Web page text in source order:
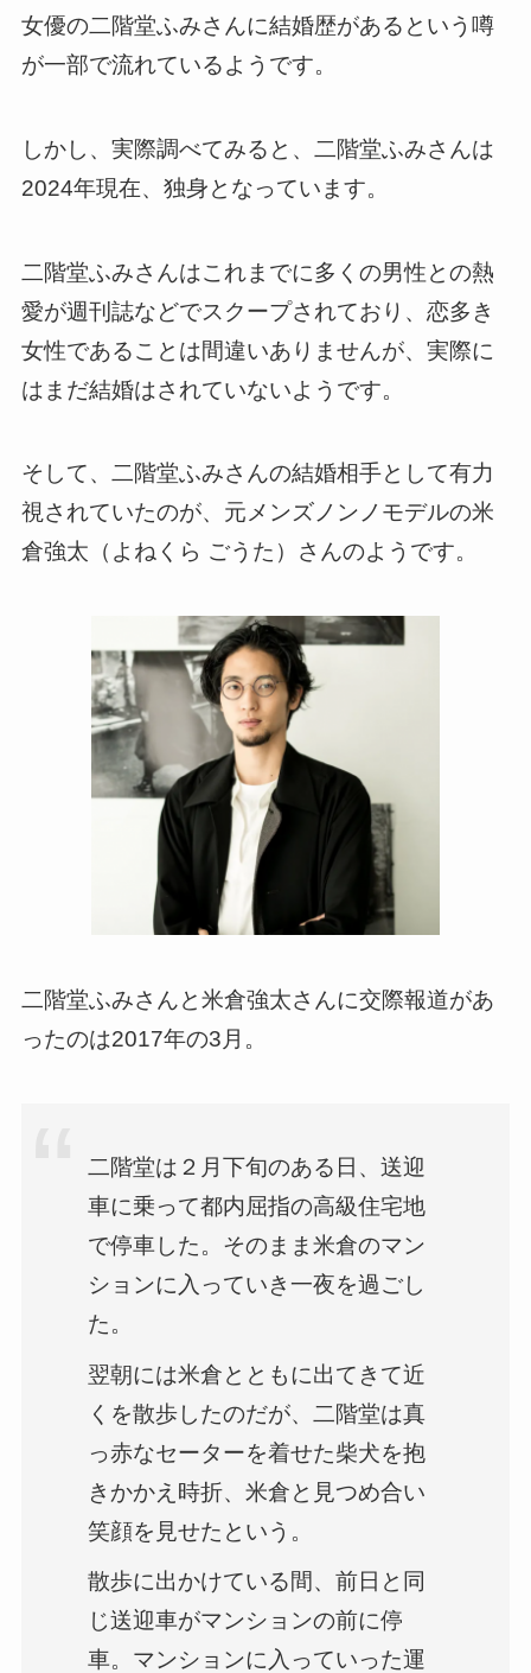
女優の二階堂ふみさんに結婚歴があるという噂
が一部で流れているようです。
しかし、実際調べてみると、二階堂ふみさんは
2024年現在、独身となっています。
二階堂ふみさんはこれまでに多くの男性との熱
愛が週刊誌などでスクープされており、恋多き
女性であることは間違いありませんが、実際に
はまだ結婚はされていないようです。
そして、二階堂ふみさんの結婚相手として有力
視されていたのが、元メンズノンノモデルの米
倉強太（よねくら ごうた）さんのようです。
二階堂ふみさんと米倉強太さんに交際報道があ
ったのは2017年の3月。
二階堂は２月下旬のある日、送迎
車に乗って都内屈指の高級住宅地
で停車した。そのまま米倉のマン
ションに入っていき一夜を過ごし
た。
翌朝には米倉とともに出てきて近
くを散歩したのだが、二階堂は真
っ赤なセーターを着せた柴犬を抱
きかかえ時折、米倉と見つめ合い
笑顔を見せたという。
散歩に出かけている間、前日と同
じ送迎車がマンションの前に停
車。マンションに入っていった運